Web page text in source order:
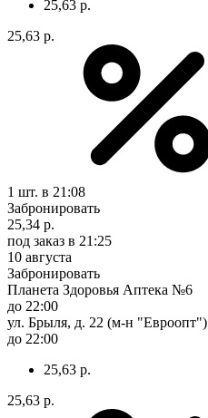
25,63 р.
25,63 р.
1 шт. в 21:08
Забронировать
25,34 р.
под заказ в 21:25
10 августа
Забронировать
Планета Здоровья Аптека №6
до 22:00
ул. Брыля, д. 22 (м-н "Евроопт")
до 22:00
25,63 р.
25,63 р.